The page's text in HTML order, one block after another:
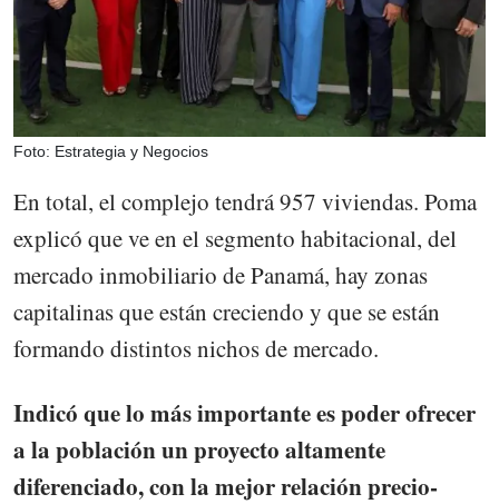
Foto: Estrategia y Negocios
En total, el complejo tendrá 957 viviendas. Poma
explicó que ve en el segmento habitacional, del
mercado inmobiliario de Panamá, hay zonas
capitalinas que están creciendo y que se están
formando distintos nichos de mercado.
Indicó que lo más importante es poder ofrecer
a la población un proyecto altamente
diferenciado, con la mejor relación precio-